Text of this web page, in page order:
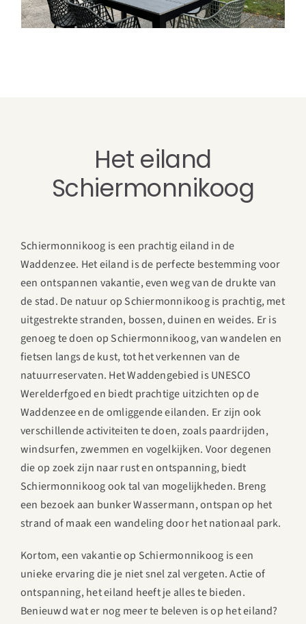
Het eiland
Schiermonnikoog
Schiermonnikoog is een prachtig eiland in de
Waddenzee. Het eiland is de perfecte bestemming voor
een ontspannen vakantie, even weg van de drukte van
de stad. De natuur op Schiermonnikoog is prachtig, met
uitgestrekte stranden, bossen, duinen en weides. Er is
genoeg te doen op Schiermonnikoog, van wandelen en
fietsen langs de kust, tot het verkennen van de
natuurreservaten. Het Waddengebied is UNESCO
Werelderfgoed en biedt prachtige uitzichten op de
Waddenzee en de omliggende eilanden. Er zijn ook
verschillende activiteiten te doen, zoals paardrijden,
windsurfen, zwemmen en vogelkijken. Voor degenen
die op zoek zijn naar rust en ontspanning, biedt
Schiermonnikoog ook tal van mogelijkheden. Breng
een bezoek aan bunker Wassermann, ontspan op het
strand of maak een wandeling door het nationaal park.
Kortom, een vakantie op Schiermonnikoog is een
unieke ervaring die je niet snel zal vergeten. Actie of
ontspanning, het eiland heeft je alles te bieden.
Benieuwd wat er nog meer te beleven is op het eiland?